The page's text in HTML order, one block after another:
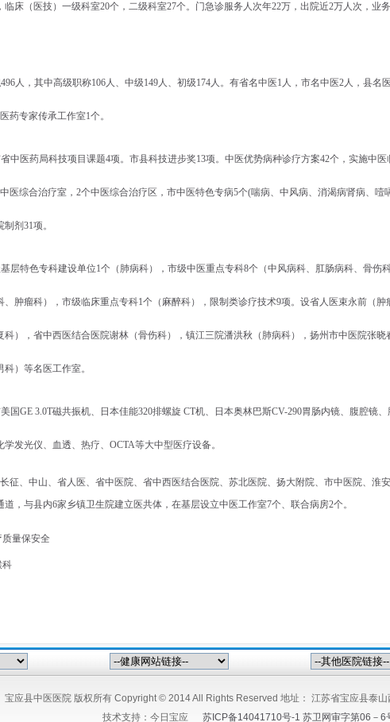
临床（医技）一级科室20个，二级科室27个。门急诊服务人次年22万，出院近2万人次，业
496人，其中高级职称106人、中级149人、初级174人。有省名中医1 人，市名中医2人，县名医
药专家传承工作室1个。
中医药局科技项目课题4项。市县科技进步奖13项。中医优势病种诊疗方案42个，实施中医
医综合治疗室， 2个中医综合治疗区，市中医特色专病5个(喘病、中风病、消渴病肾病、噎
制剂 31项。
层特色专科建设单位1个（肺病科），市级中医重点专科8个（中风病科、肛肠病科、骨伤
、肿瘤科），市级临床重点专科1个（麻醉科），限制类诊疗技术9项。设省人医束永前（肿
科），省中西医结合医院谢林（骨伤科），镇江三院潘洪秋（肺病科），扬州市中医院张晓
）等名医工作室。
国GE 3.0T磁共振机、日本佳能320排螺旋 CT机、日本奥林巴斯CV-290胃肠内镜、腹腔镜
发光仪、血透、热疗、OCTA等大中型医疗设备。
长征、中山、省人医、省中医院、省中西医结合医院、苏北医院、扬大附院、市中医院、淮
道，与县内6家乡镇卫生院建立医共体，在基层设立中医工作室7个、联合病房2个。
质量保安全
科
宝应县中医医院 版权所有 Copyright © 2014 All Rights Reserved 地址： 江苏省宝应县泰
技术支持： 今日宝应 苏ICP备14041710号-1 苏卫网审字第06－6